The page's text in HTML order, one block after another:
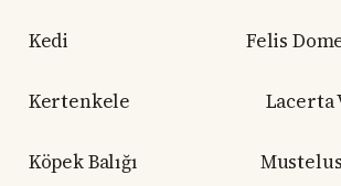
Kedi Felis
Kertenkele Lacerta
Köpek Balığı Mustelus